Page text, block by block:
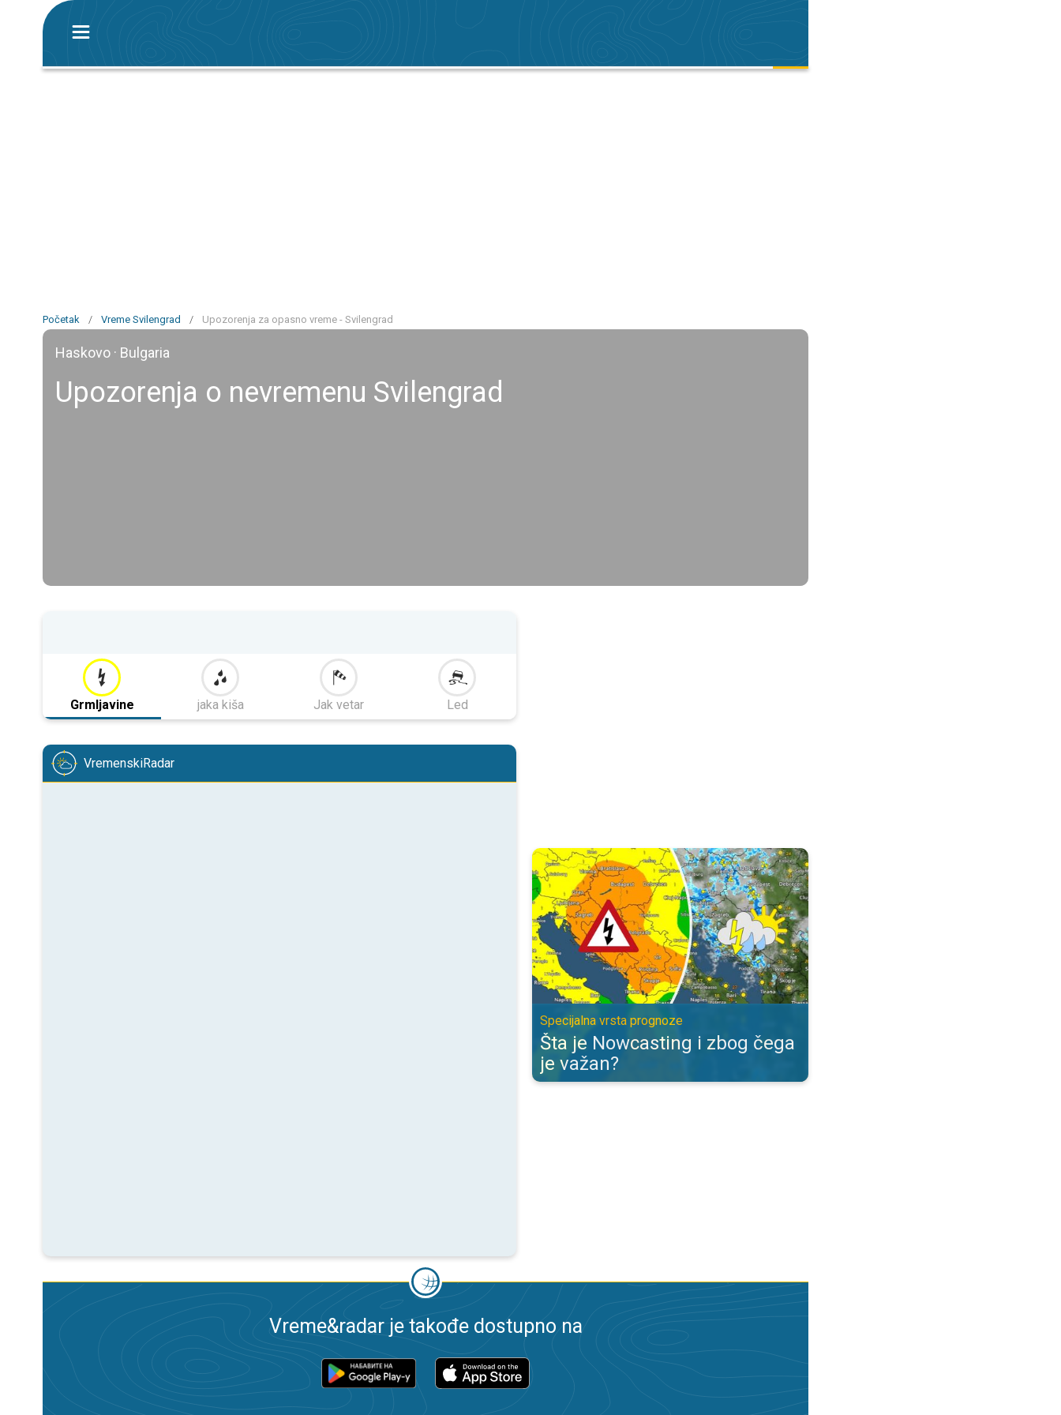
Početak / Vreme Svilengrad / Upozorenja za opasno vreme - Svilengrad
Haskovo · Bulgaria
Upozorenja o nevremenu Svilengrad
Grmljavine jaka kiša Jak vetar Led
VremenskiRadar
Šta je Nowcasting i zbog čega je važan?. Specijalna vrsta prognoze. . .
Specijalna vrsta prognoze
Šta je Nowcasting i zbog čega
je važan?
Vreme&radar je takođe dostupno na